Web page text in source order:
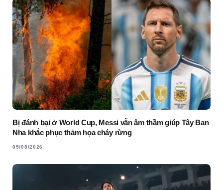
Bị đánh bại ở World Cup, Messi vẫn âm thầm giúp Tây Ban
Nha khắc phục thảm họa cháy rừng
05/08/2026